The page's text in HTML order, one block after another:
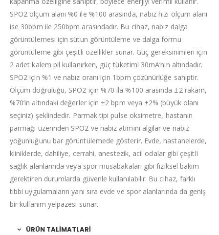
SPO2 ölçüm alanı %0 ile %100 arasında, nabız hızı ölçüm alanı
ise 30bpm ile 250bpm arasındadır. Bu cihaz, nabız dalga
görüntülemesi için sütun görüntüleme ve dalga formu
görüntüleme gibi çeşitli özellikler sunar. Güç gereksinimleri için
2 adet kalem pil kullanırken, güç tüketimi 30mA’nın altındadır.
SPO2 için %1 ve nabız oranı için 1bpm çözünürlüğe sahiptir.
Ölçüm doğruluğu, SPO2 için %70 ila %100 arasında ±2 rakam,
%70’in altındaki değerler için ±2 bpm veya ±2% (büyük olanı
seçiniz) şeklindedir. Parmak tipi pulse oksimetre, hastanın
parmağı üzerinden SPO2 ve nabız atımını algılar ve nabız
yoğunluğunu bar görüntülemede gösterir. Evde, hastanelerde,
kliniklerde, dahiliye, cerrahi, anestezik, acil odalar gibi çeşitli
sağlık alanlarında veya spor müsabakaları gibi fiziksel bakım
gerektiren durumlarda güvenle kullanılabilir. Bu cihaz, farklı
tıbbi uygulamaların yanı sıra evde ve spor alanlarında da geniş
bir kullanım yelpazesi sunar.
ÜRÜN TALIMATLARI